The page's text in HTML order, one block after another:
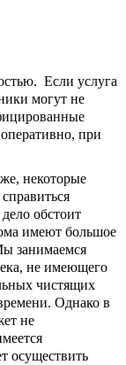
Если услуга
могут не
при
некоторые
обстоит
имеют большое
занимаемся
не имеющего
чистящих
Однако в
не
осуществить